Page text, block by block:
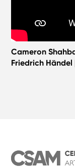
Cameron
Friedrich Händel